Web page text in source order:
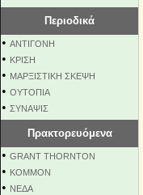
Περιοδικά
• ΑΝΤΙΓΟΝΗ
• ΚΡΙΣΗ
• ΜΑΡΞΙΣΤΙΚΗ ΣΚΕΨΗ
• ΟΥΤΟΠΙΑ
• ΣΥΝΑΨΙΣ
Πρακτορευόμενα
• GRANT THORNTON
• KOMMON
• NEΔΑ